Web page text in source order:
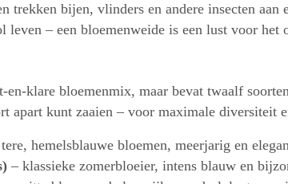
trekken bijen, vlinders en andere insecten
– een bloemenweide is een lust voor het
en-klare bloemenmix, maar bevat twaalf
apart kunt zaaien – voor maximale diversiteit
hemelsblauwe bloemen, meerjarig en
– klassieke zomerbloeier, intens blauw en